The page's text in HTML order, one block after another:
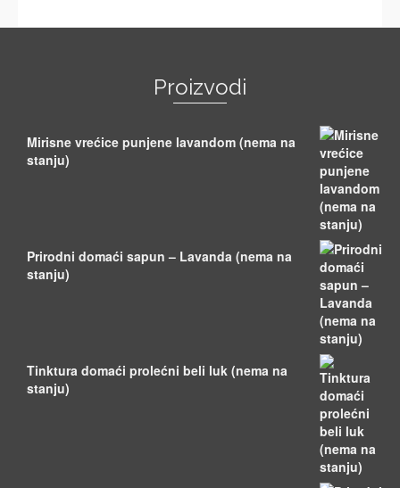
Proizvodi
Mirisne vrećice punjene lavandom (nema na
stanju)
Prirodni domaći sapun – Lavanda (nema na
stanju)
Tinktura domaći prolećni beli luk (nema na
stanju)